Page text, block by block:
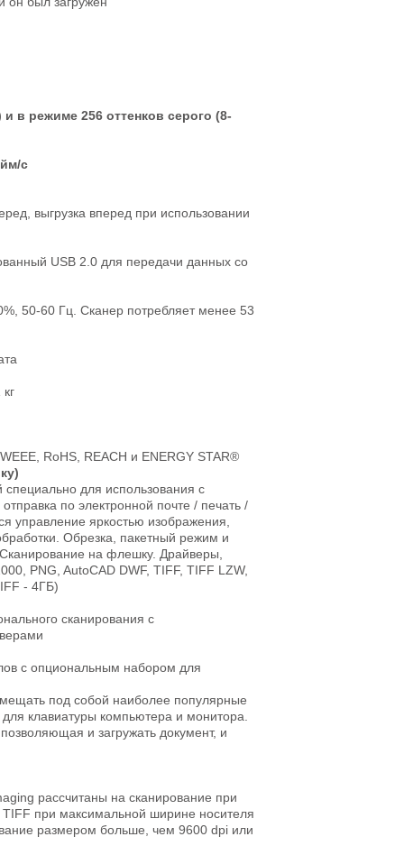
в режиме 256 оттенков серого (8-
с
выгрузка вперед при использовании
USB 2.0 для передачи данных со
50-60 Гц. Сканер потребляет менее 53
RoHS, REACH и ENERGY STAR®
для использования с
по электронной почте / печать /
управление яркостью изображения,
Обрезка, пакетный режим и
на флешку. Драйверы,
PNG, AutoCAD DWF, TIFF, TIFF LZW,
- 4ГБ)
сканирования с
с опциональным набором для
под собой наиболее популярные
клавиатуры компьютера и монитора.
и загружать документ, и
рассчитаны на сканирование при
при максимальной ширине носителя
размером больше, чем 9600 dpi или